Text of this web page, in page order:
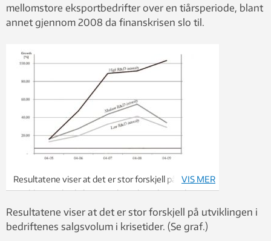
mellomstore eksportbedrifter over en tiårsperiode, blant
annet gjennom 2008 da finanskrisen slo til.
Resultatene viser at det er stor forskjell på
utviklingen i bedriftenes salgsvolum i krisetider.
Illustrasjon: Journal of High Technology
Management Research
VIS MER
Resultatene viser at det er stor forskjell på utviklingen i
bedriftenes salgsvolum i krisetider. (Se graf.)